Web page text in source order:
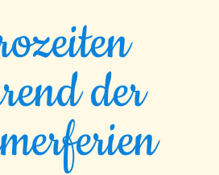
tummelten sich
der